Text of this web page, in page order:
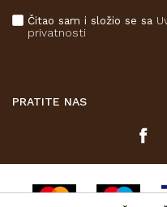
Kako kupiti
Čitao sam i složio se sa
privatnosti
PRATITE NAS